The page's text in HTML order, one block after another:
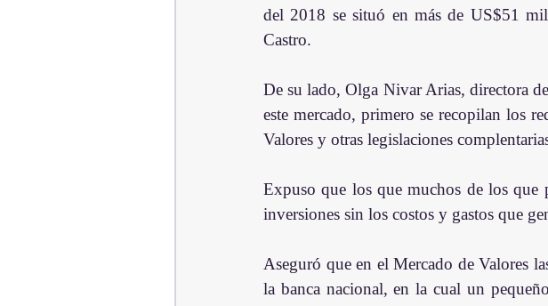
del 2018 se situó en más de US$51
Castro.
De su lado, Olga Nivar Arias, directora
este mercado, primero se recopilan los
Valores y otras legislaciones
Expuso que los que muchos de los
inversiones sin los costos y gastos que
Aseguró que en el Mercado de Valores
la banca nacional, en la cual un